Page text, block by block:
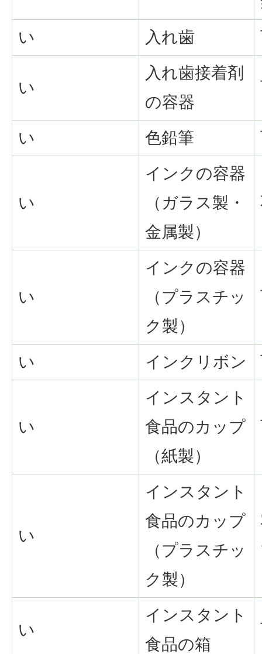
い
入れ歯
い
入れ歯接着剤
の容器
い 色鉛筆
い
インクの容器
（ガラス製・
金属製）
い
インクの容器
（プラスチッ
ク製）
い インクリボン
い
インスタント
食品のカップ
（紙製）
い
インスタント
食品のカップ
（プラスチッ
ク製）
い
インスタント
食品の箱